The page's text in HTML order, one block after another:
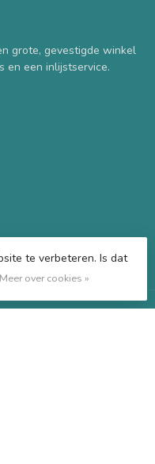
grote, gevestigde winkel
en een inlijstservice.
te verbeteren. Is dat
Meer over cookies »